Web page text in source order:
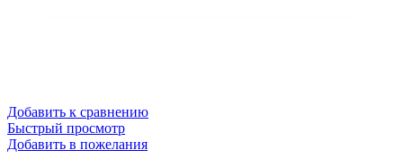
Добавить к сравнению
Быстрый просмотр
Добавить в пожелания